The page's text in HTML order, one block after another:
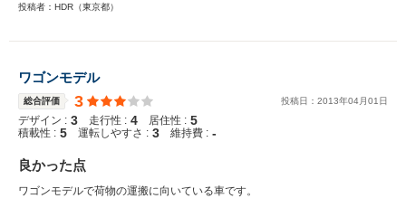
投稿者：HDR（東京都）
ワゴンモデル
総合評価 3 投稿日： 2013年04月01 日
デザイン : 3 走行性 : 4 居住性 : 5
積載性 : 5 運転しやすさ : 3 維持費 : -
良かった点
ワゴンモデルで荷物の運搬に向いている車です。